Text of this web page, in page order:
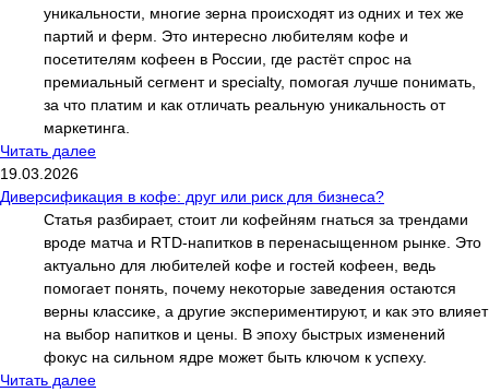
уникальности, многие зерна происходят из одних и тех же
партий и ферм. Это интересно любителям кофе и
посетителям кофеен в России, где растёт спрос на
премиальный сегмент и specialty, помогая лучше понимать,
за что платим и как отличать реальную уникальность от
маркетинга.
Читать далее
19.03.2026
Диверсификация в кофе: друг или риск для бизнеса?
Статья разбирает, стоит ли кофейням гнаться за трендами
вроде матча и RTD-напитков в перенасыщенном рынке. Это
актуально для любителей кофе и гостей кофеен, ведь
помогает понять, почему некоторые заведения остаются
верны классике, а другие экспериментируют, и как это влияет
на выбор напитков и цены. В эпоху быстрых изменений
фокус на сильном ядре может быть ключом к успеху.
Читать далее